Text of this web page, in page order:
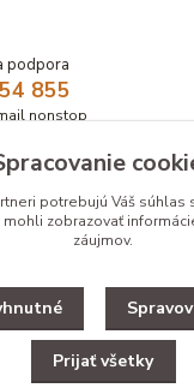
podpora
855
nonstop
Upravit zber cookies.
potrebujú Váš súhlas
zobrazovať
záujmov.
Prijať všetky